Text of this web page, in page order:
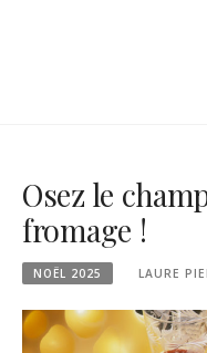
Osez le
fromage !
NOËL 2025 LAURE